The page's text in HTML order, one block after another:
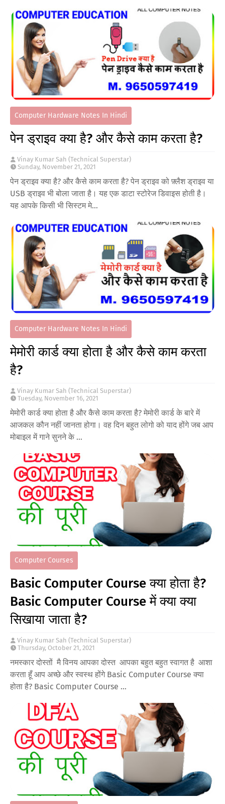
Computer Hardware Notes In Hindi
पेन ड्राइव क्या है? और कैसे काम करता है?
Vinay Kumar Sah (Technical Superstar)
Sunday, November 21, 2021
पेन ड्राइव क्या है? और कैसे काम करता है? पेन ड्राइव को फ़्लैश ड्राइव या
USB ड्राइव भी बोला जाता है। यह एक डाटा स्टोरेज डिवाइस होती है।
यह आपके किसी भी सिस्टम मे…
Computer Hardware Notes In Hindi
मेमोरी कार्ड क्या होता है और कैसे काम करता
है?
Vinay Kumar Sah (Technical Superstar)
Tuesday, November 16, 2021
मेमोरी कार्ड क्या होता है और कैसे काम करता है? मेमोरी कार्ड के बारे में
आजकल कौन नहीं जानता होगा। वह दिन बहुत लोगो को याद होंगे जब आप
मोबाइल में गाने सुनने के …
Computer Courses
Basic Computer Course क्या होता है?
Basic Computer Course में क्या क्या
सिखाया जाता है?
Vinay Kumar Sah (Technical Superstar)
Thursday, October 21, 2021
नमस्कार दोस्तों मै विनय आपका दोस्त आपका बहुत बहुत स्वागत है आशा
करता हूँ आप अच्छे और स्वस्थ होंगे Basic Computer Course क्या
होता है? Basic Computer Course …